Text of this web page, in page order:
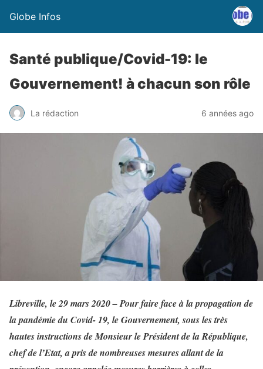
Globe Infos
Santé publique/Covid-19: le
Gouvernement! à chacun son rôle
La rédaction 6 années ago
Libreville, le 29 mars 2020 – Pour faire face à la propagation de
la pandémie du Covid- 19, le Gouvernement, sous les très
hautes instructions de Monsieur le Président de la République,
chef de l’Etat, a pris de nombreuses mesures allant de la